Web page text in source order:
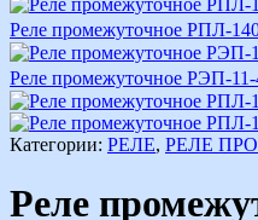
Реле промежуточное РПЛ-
Реле промежуточное РЭП-
Категории: РЕЛЕ, РЕЛЕ
Реле